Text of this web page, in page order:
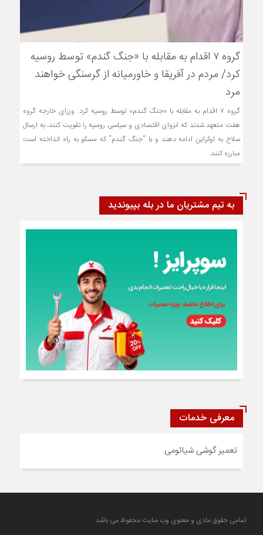
گروه ۷ اقدام به مقابله با «جنگ گندم» توسط روسیه
کرد/ مردم در آفریقا و خاورمیانه از گرسنگی خواهند
مرد
گروه ۷ اقدام به مقابله با «جنگ گندم» توسط روسیه کرد. وزرای خارجه گروه
هفت متعهد شدند که انزوای اقتصادی و سیاسی روسیه را تقویت کنند، به ارسال
سلاح به اوکراین ادامه دهند و با “جنگ گندم” که مسکو به راه انداخته است
مبارزه کنند.
به تیم مشتریان ما در بله بپیوندید
معرفی خدمات
تعمیر گوشی شیائومی
تمامی حقوق مادی و معنوی وب سایت محفوظ می باشد.